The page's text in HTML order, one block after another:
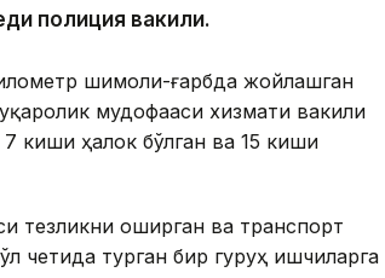
полиция вакили.
шимоли-ғарбда жойлашган
мудофааси хизмати вакили
киши ҳалок бўлган ва 15 киши
тезликни оширган ва транспорт
четида турган бир гуруҳ ишчиларга